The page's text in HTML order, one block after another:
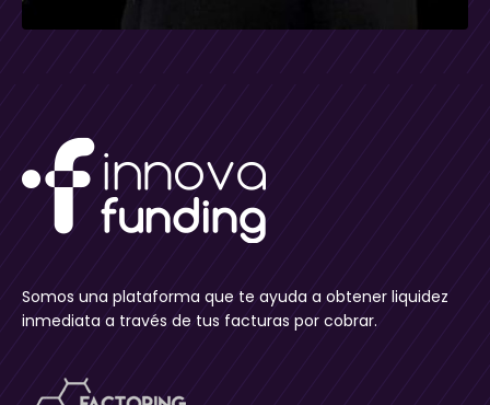
Somos una plataforma que te ayuda a obtener liquidez
inmediata a través de tus facturas por cobrar.